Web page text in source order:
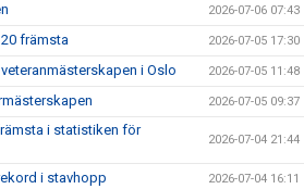
2026-07-06 07:43
främsta 2026-07-05 17:30
i Oslo 2026-07-05 11:48
2026-07-05 09:37
i statistiken för
2026-07-04 21:44
i stavhopp 2026-07-04 16:11